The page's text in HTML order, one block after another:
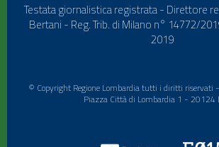
Testata giornalistica registrata - Direttore
Bertani - Reg. Trib. di Milano n° 14772/
2019
© Copyright Regione Lombardia tutti i diritti
Piazza Città di Lombardia 1 - 20124